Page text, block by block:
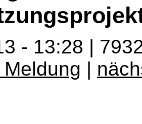
- 13:28 |
|